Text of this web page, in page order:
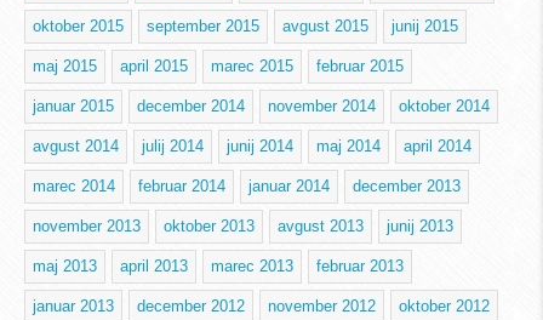
oktober 2015 september 2015 avgust 2015 junij 2015
maj 2015 april 2015 marec 2015 februar 2015
januar 2015 december 2014 november 2014 oktober 2014
avgust 2014 julij 2014 junij 2014 maj 2014 april 2014
marec 2014 februar 2014 januar 2014 december 2013
november 2013 oktober 2013 avgust 2013 junij 2013
maj 2013 april 2013 marec 2013 februar 2013
januar 2013 december 2012 november 2012 oktober 2012